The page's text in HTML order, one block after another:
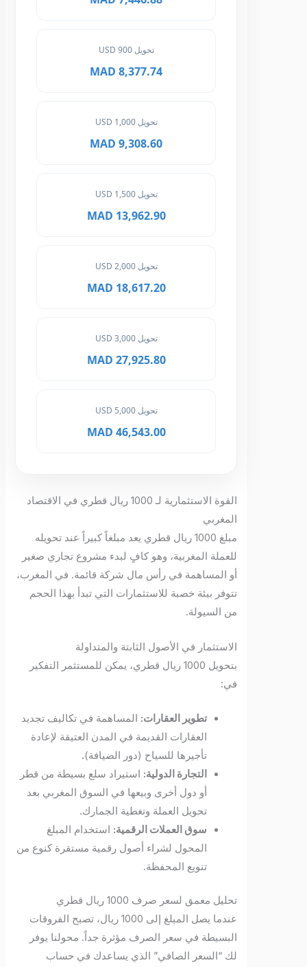
تحويل 900 USD
8,377.74 MAD
تحويل 1,000 USD
9,308.60 MAD
تحويل 1,500 USD
13,962.90 MAD
تحويل 2,000 USD
18,617.20 MAD
تحويل 3,000 USD
27,925.80 MAD
تحويل 5,000 USD
46,543.00 MAD
القوة الاستثمارية لـ 1000 ريال قطري في الاقتصاد
المغربي
مبلغ 1000 ريال قطري يعد مبلغاً كبيراً عند تحويله
للعملة المغربية، وهو كافٍ لبدء مشروع تجاري صغير
أو المساهمة في رأس مال شركة قائمة. في المغرب،
تتوفر بيئة خصبة للاستثمارات التي تبدأ بهذا الحجم
من السيولة.
الاستثمار في الأصول الثابتة والمتداولة
بتحويل 1000 ريال قطري، يمكن للمستثمر التفكير
تطوير العقارات:المساهمة في تكاليف تجديد
العقارات القديمة في المدن العتيقة لإعادة
تأجيرها للسياح (دور الضيافة).
التجارة الدولية:استيراد سلع بسيطة من قطر
أو دول أخرى وبيعها في السوق المغربي بعد
تحويل العملة وتغطية الجمارك.
سوق العملات الرقمية:استخدام المبلغ
المحول لشراء أصول رقمية مستقرة كنوع من
تنويع المحفظة.
تحليل معمق لسعر صرف 1000 ريال قطري
عندما يصل المبلغ إلى 1000 ريال، تصبح الفروقات
البسيطة في سعر الصرف مؤثرة جداً. محولنا يوفر
لك “السعر الصافي” الذي يساعدك في حساب